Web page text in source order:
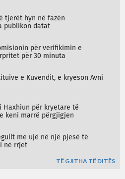
tjerët hyn në fazën
publikon datat
për verifikimin e
për 30 minuta
e Kuvendit, e kryeson Avni
Haxhiun për kryetare të
keni marrë përgjigjen
me ujë në një pjesë të
në rrjet
TË GJITHA TË DITËS